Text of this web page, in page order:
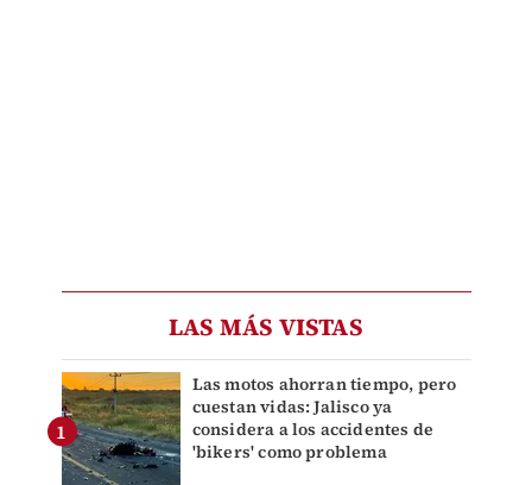
LAS MÁS VISTAS
Las motos ahorran tiempo, pero
cuestan vidas: Jalisco ya
considera a los accidentes de
'bikers' como problema